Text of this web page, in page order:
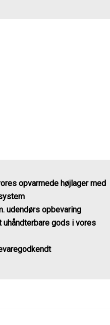
opvarmede højlager med
udendørs opbevaring
uhåndterbare gods i vores